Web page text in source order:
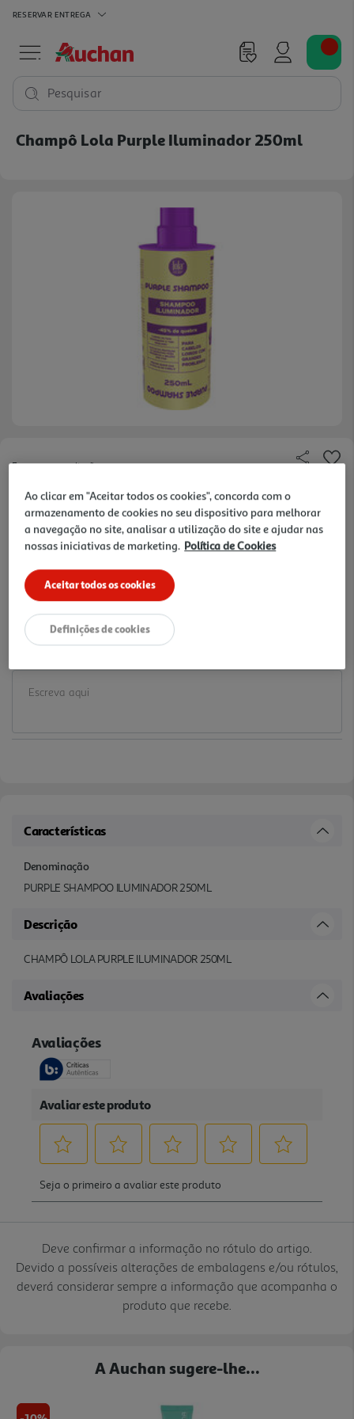
RESERVAR ENTREGA
Pesquisar
Champô Lola Purple Iluminador 250ml
Faça a sua avaliação
10.39 €/un
-20%
Price reduced from
12,99 €to
10,39 €
Promoção:
Características
Denominação
PURPLE SHAMPOO ILUMINADOR 250ML
Descrição
CHAMPÔ LOLA PURPLE ILUMINADOR 250ML
Avaliações
Deve confirmar a informação no rótulo do artigo.
Devido a possíveis alterações de embalagens e/ou rótulos,
deverá considerar sempre a informação que acompanha o
produto que recebe.
A Auchan sugere-lhe...
Ao clicar em "Aceitar todos os cookies", concorda com o
armazenamento de cookies no seu dispositivo para melhorar
a navegação no site, analisar a utilização do site e ajudar nas
nossas iniciativas de marketing. Política de Cookies
Aceitar todos os cookies
Definições de cookies